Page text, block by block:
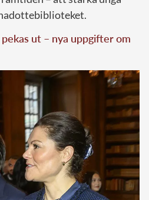
ut – nya uppgifter om